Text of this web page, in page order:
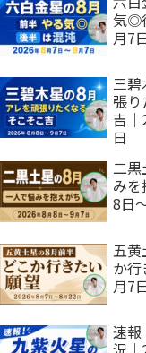
気◎
月7
三
張
吉｜
日
二
み
8日
五
か
月7
速報